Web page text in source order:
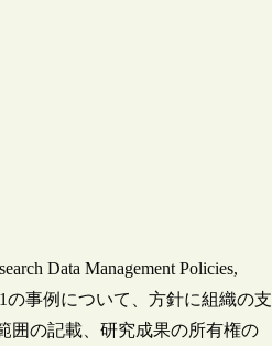
Data Management Policies,
の事例について、方針に組織の支
囲の記載、研究成果の所有権の